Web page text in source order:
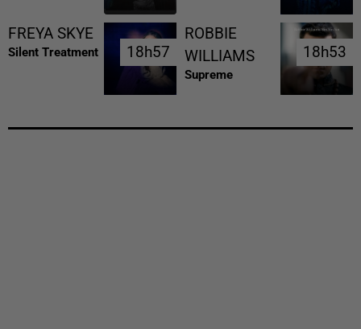
FREYA SKYE
Silent Treatment 18h57
18h57
ROBBIE
WILLIAMS
Supreme
18h53
18h53